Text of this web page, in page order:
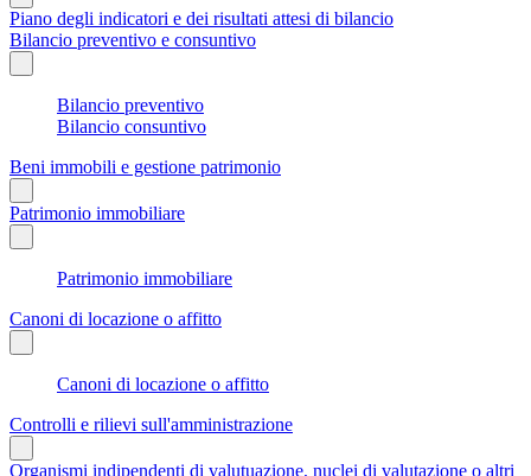
Piano degli indicatori e dei risultati attesi di bilancio
Bilancio preventivo e consuntivo
Bilancio preventivo
Bilancio consuntivo
Beni immobili e gestione patrimonio
Patrimonio immobiliare
Patrimonio immobiliare
Canoni di locazione o affitto
Canoni di locazione o affitto
Controlli e rilievi sull'amministrazione
Organismi indipendenti di valutuazione, nuclei di valutazione o altri